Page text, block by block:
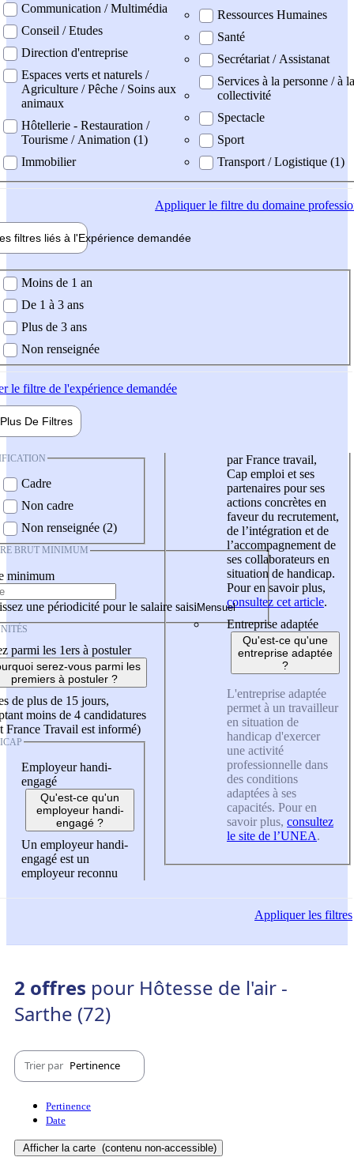
Communication / Multimédia
Conseil / Etudes
Direction d'entreprise
Espaces verts et naturels /
Agriculture / Pêche / Soins aux
animaux
Hôtellerie - Restauration /
Tourisme / Animation (1)
Immobilier
Ressources Humaines
Santé
Secrétariat / Assistanat
Services à la personne / à la
collectivité
Spectacle
Sport
Transport / Logistique (1)
Appliquerle filtre du domaine
filtres liés à l'Expérience demandée
demandée
Moins de 1 an
De 1 à 3 ans
Plus de 3 ans
Non renseignée
le filtre de l'expérience demandée
Plus De Filtres
Cadre
Non cadre
Non renseignée (2)
BRUT MINIMUM
minimum
une périodicité pour le salaire saisi
parmi les 1ers à postuler
serez-vous parmi les
premiers à postuler ?
de plus de 15 jours,
moins de 4 candidatures
France Travail est informé)
Employeur handi-
engagé
Qu'est-ce qu'un
employeur handi-
engagé ?
Un employeur handi-
engagé est un
employeur reconnu
par France travail,
Cap emploi et ses
partenaires pour ses
actions concrètes en
faveur du recrutement,
de l’intégration et de
l’accompagnement de
ses collaborateurs en
situation de handicap.
Pour en savoir plus,
consultez cet article.
Entreprise adaptée
Qu'est-ce qu'une
entreprise adaptée
?
L'entreprise adaptée
permet à un travailleur
en situation de
handicap d'exercer
une activité
professionnelle dans
des conditions
adaptées à ses
capacités. Pour en
savoir plus, consultez
le site de l’UNEA.
Appliquerles filtres
2 offres pour Hôtesse de l'air -
Sarthe (72)
Trier par Pertinence
Pertinence
Date
Afficher la carte (contenu non-accessible)